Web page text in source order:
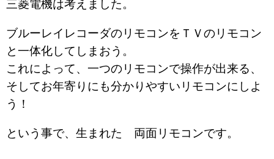
三菱電機は考えました。
ブルーレイレコーダのリモコンをＴＶのリモコン
と一体化してしまおう。
これによって、一つのリモコンで操作が出来る、
そしてお年寄りにも分かりやすいリモコンにしよ
う！
という事で、生まれた 両面リモコンです。